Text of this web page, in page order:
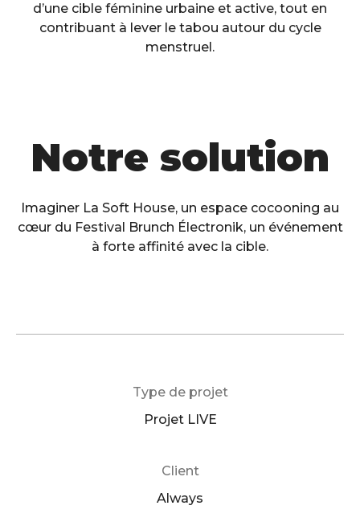
d’une cible féminine urbaine et active, tout en
contribuant à lever le tabou autour du cycle
menstruel.
Notre solution
Imaginer La Soft House, un espace cocooning au
cœur du Festival Brunch Électronik, un événement
à forte affinité avec la cible.
Type de projet
Projet LIVE
Client
Always